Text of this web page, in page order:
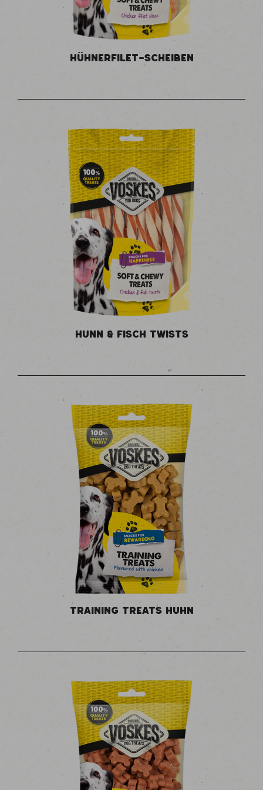
HÜHNERFILET-SCHEIBEN
HUNN & FISCH TWISTS
TRAINING TREATS HUHN